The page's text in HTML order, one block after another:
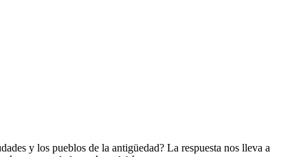
y los pueblos de la antigüedad? La respuesta nos lleva a